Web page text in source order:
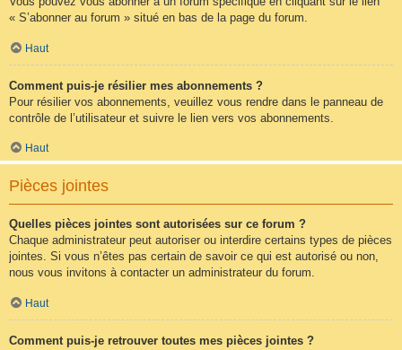
« S’abonner au forum » situé en bas de la page du forum.
Haut
Comment puis-je résilier mes abonnements ?
Pour résilier vos abonnements, veuillez vous rendre dans le panneau de
contrôle de l’utilisateur et suivre le lien vers vos abonnements.
Haut
Pièces jointes
Quelles pièces jointes sont autorisées sur ce forum ?
Chaque administrateur peut autoriser ou interdire certains types de pièces
jointes. Si vous n’êtes pas certain de savoir ce qui est autorisé ou non,
nous vous invitons à contacter un administrateur du forum.
Haut
Comment puis-je retrouver toutes mes pièces jointes ?